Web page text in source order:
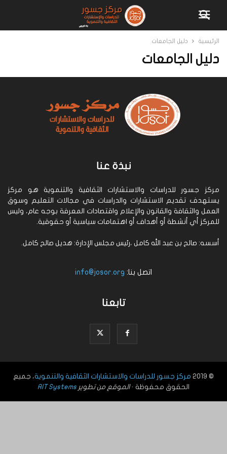
الرئيسية دليل الجامعات
دليل الجامعات
نبذة عنا
مركز جسور للدراسات والاستشارات الثقافية والتنموية هو مركز
يستهدف تقديم الاستشارات والدراسات في مجالات التعليم وسوق
العمل والثقافة والقانون والإعلام واقتصادات المعرفة بوجه عام، وليس
للمركز أي أنشطة أو أهداف أو اهتمامات سياسية أو حقوقية.
أسسه: صالح بن عبد الله كامل ،رئيس مجلس الإدارة: هديل صالح كامل.
اتصل بنا: info@josor.org
تابعنا
© 2019 مركز جسور للدراسات والاستشارات الثقافية والتنموية، جميع
الحقوق محفوظة ·الموقع من تطوير AIT Systems